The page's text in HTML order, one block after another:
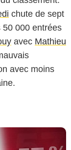
chute de sept
50 000 entrées
avec Mathieu
avec moins